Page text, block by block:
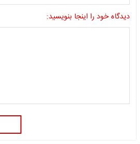
دیدگاه خود را اینجا بنویسید: